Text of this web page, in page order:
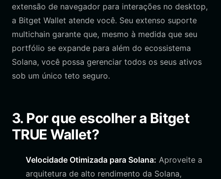
extensão de navegador para interações no desktop,
a Bitget Wallet atende você. Seu extenso suporte
multichain garante que, mesmo à medida que seu
portfólio se expande para além do ecossistema
Solana, você possa gerenciar todos os seus ativos
sob um único teto seguro.
3. Por que escolher a Bitget
TRUE Wallet?
Velocidade Otimizada para Solana: Aproveite a
arquitetura de alto rendimento da Solana,